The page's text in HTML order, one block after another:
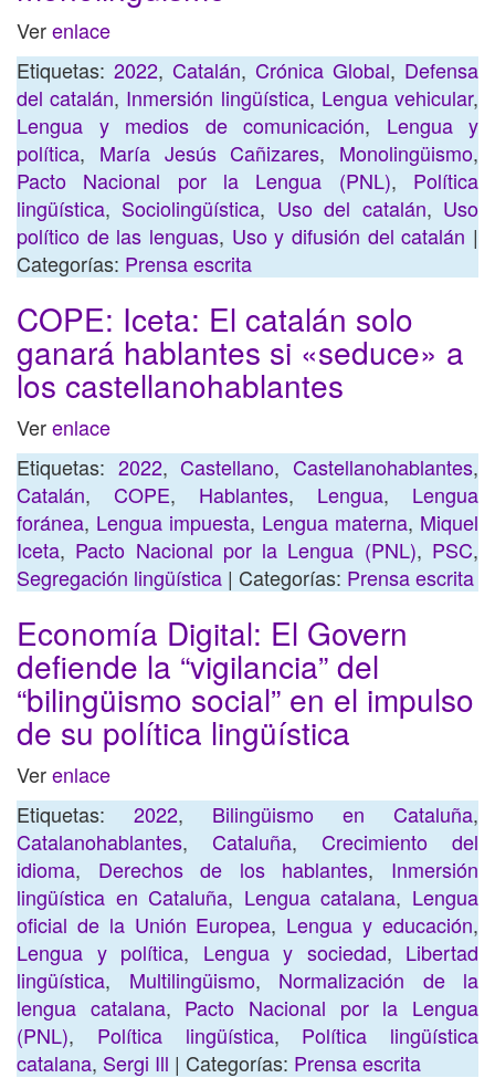
Verenlace
Etiquetas: 2022, Catalán, Crónica Global, Defensa
del catalán, Inmersión lingüística, Lengua vehicular,
Lengua y medios de comunicación, Lengua y
política, María Jesús Cañizares, Monolingüismo,
Pacto Nacional por la Lengua (PNL), Política
lingüística, Sociolingüística, Uso del catalán, Uso
político de las lenguas, Uso y difusión del catalán |
Categorías: Prensa escrita
COPE: Iceta: El catalán solo
ganará hablantes si «seduce» a
los castellanohablantes
Verenlace
Etiquetas: 2022,Castellano,Castellanohablantes,
Catalán, COPE, Hablantes, Lengua, Lengua
foránea, Lengua impuesta, Lengua materna, Miquel
Iceta, Pacto Nacional por la Lengua (PNL), PSC,
Segregación lingüística | Categorías: Prensa escrita
Economía Digital: El Govern
defiende la “vigilancia” del
“bilingüismo social” en el impulso
de su política lingüística
Verenlace
Etiquetas: 2022, Bilingüismo en Cataluña,
Catalanohablantes, Cataluña, Crecimiento del
idioma, Derechos de los hablantes, Inmersión
lingüística en Cataluña, Lengua catalana, Lengua
oficial de la Unión Europea, Lengua y educación,
Lengua y política, Lengua y sociedad, Libertad
lingüística, Multilingüismo, Normalización de la
lengua catalana, Pacto Nacional por la Lengua
(PNL), Política lingüística, Política lingüística
catalana, Sergi Ill | Categorías: Prensa escrita